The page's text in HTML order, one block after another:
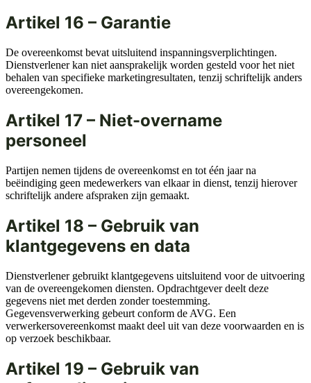
Artikel 16 – Garantie
De overeenkomst bevat uitsluitend inspanningsverplichtingen.
Dienstverlener kan niet aansprakelijk worden gesteld voor het niet
behalen van specifieke marketingresultaten, tenzij schriftelijk anders
overeengekomen.
Artikel 17 – Niet-overname
personeel
Partijen nemen tijdens de overeenkomst en tot één jaar na
beëindiging geen medewerkers van elkaar in dienst, tenzij hierover
schriftelijk andere afspraken zijn gemaakt.
Artikel 18 – Gebruik van
klantgegevens en data
Dienstverlener gebruikt klantgegevens uitsluitend voor de uitvoering
van de overeengekomen diensten. Opdrachtgever deelt deze
gegevens niet met derden zonder toestemming.
Gegevensverwerking gebeurt conform de AVG. Een
verwerkersovereenkomst maakt deel uit van deze voorwaarden en is
op verzoek beschikbaar.
Artikel 19 – Gebruik van